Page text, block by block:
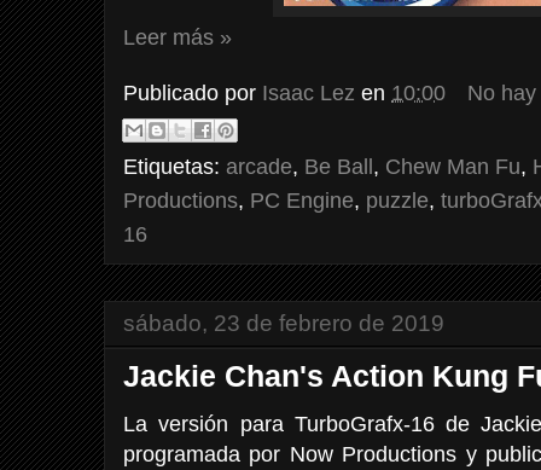
Leer más »
Publicado por Isaac Lez en 10:00 No
Etiquetas: arcade, Be Ball, Chew Man Fu,
Productions, PC Engine, puzzle,
16
sábado, 23 de febrero de 2019
Jackie Chan's Action Kung
La versión para TurboGrafx-16 de
programada por Now Productions y